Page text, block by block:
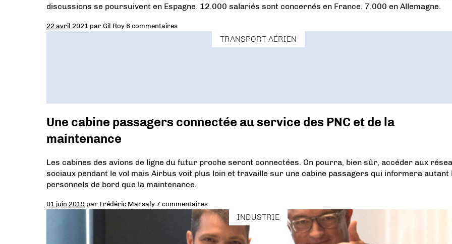
discussions se poursuivent en Espagne. 12.000 salariés sont concernés en France. 7.000 en Allemagne.
22 avril 2021 parGil Roy 6 commentaires
TRANSPORT AÉRIEN
Une cabine passagers connectée au service des PNC et de la
maintenance
Les cabines des avions de ligne du futur proche seront connectées. On pourra, bien sûr, accéder aux
sociaux pendant le vol mais Airbus voit plus loin et travaille sur une cabine passagers qui informera autant
personnels de bord que la maintenance.
01 juin 2019 par Frédéric Marsaly 7 commentaires
INDUSTRIE